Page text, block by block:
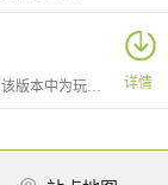
小人和小船无广告版是游戏的破解版本，在该版本中为玩家去除了广告，玩家可以不看广告直接获得奖励。这是一款休闲模拟游戏，在游戏中玩家将化身为航海家，你需要做的就是不断的召唤钓鱼。
详情